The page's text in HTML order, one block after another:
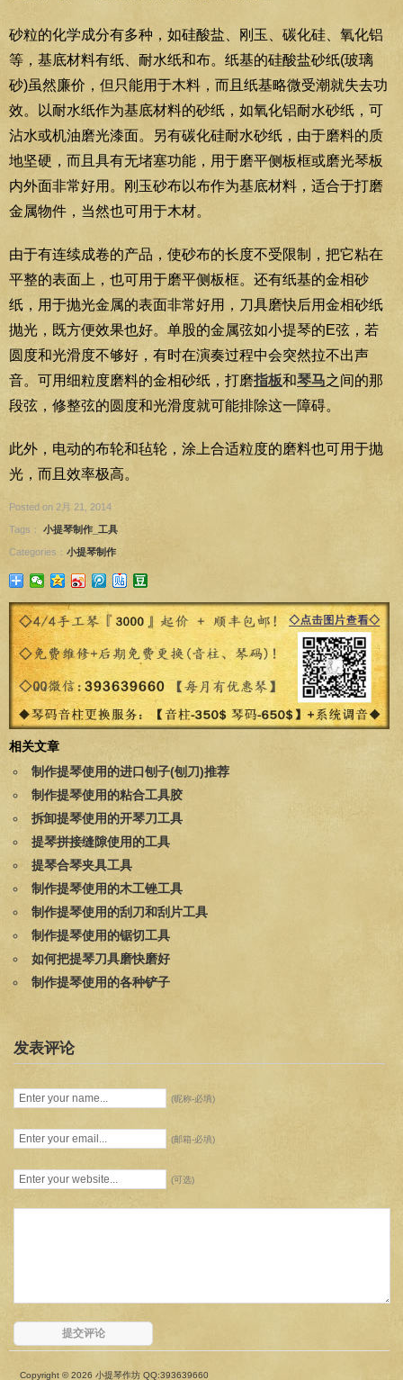
砂粒的化学成分有多种，如硅酸盐、刚玉、碳化硅、氧化铝
等，基底材料有纸、耐水纸和布。纸基的硅酸盐砂纸(玻璃
砂)虽然廉价，但只能用于木料，而且纸基略微受潮就失去功
效。以耐水纸作为基底材料的砂纸，如氧化铝耐水砂纸，可
沾水或机油磨光漆面。另有碳化硅耐水砂纸，由于磨料的质
地坚硬，而且具有无堵塞功能，用于磨平侧板框或磨光琴板
内外面非常好用。刚玉砂布以布作为基底材料，适合于打磨
金属物件，当然也可用于木材。
由于有连续成卷的产品，使砂布的长度不受限制，把它粘在
平整的表面上，也可用于磨平侧板框。还有纸基的金相砂
纸，用于抛光金属的表面非常好用，刀具磨快后用金相砂纸
抛光，既方便效果也好。单股的金属弦如小提琴的E弦，若
圆度和光滑度不够好，有时在演奏过程中会突然拉不出声
音。可用细粒度磨料的金相砂纸，打磨指板和琴马之间的那
段弦，修整弦的圆度和光滑度就可能排除这一障碍。
此外，电动的布轮和毡轮，涂上合适粒度的磨料也可用于抛
光，而且效率极高。
Posted on 2月 21, 2014
Tags： 小提琴制作_工具
Categories： 小提琴制作
相关文章
制作提琴使用的进口刨子(刨刀)推荐
制作提琴使用的粘合工具胶
拆卸提琴使用的开琴刀工具
提琴拼接缝隙使用的工具
提琴合琴夹具工具
制作提琴使用的木工锉工具
制作提琴使用的刮刀和刮片工具
制作提琴使用的锯切工具
如何把提琴刀具磨快磨好
制作提琴使用的各种铲子
发表评论
(昵称-必填)
(邮箱-必填)
(可选)
Copyright © 2026 小提琴作坊 QQ:393639660